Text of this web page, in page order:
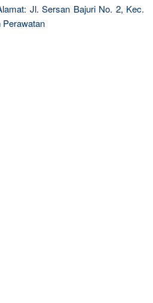
Jl. Sersan Bajuri No. 2, Kec.